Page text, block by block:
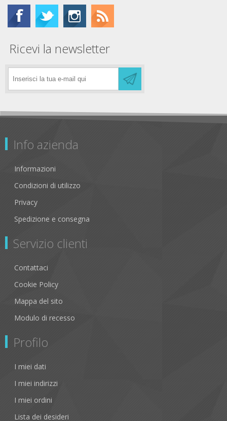
Ricevi la newsletter
Info azienda
Informazioni
Condizioni di utilizzo
Privacy
Spedizione e consegna
Servizio clienti
Contattaci
Cookie Policy
Mappa del sito
Modulo di recesso
Profilo
I miei dati
I miei indirizzi
I miei ordini
Lista dei desideri